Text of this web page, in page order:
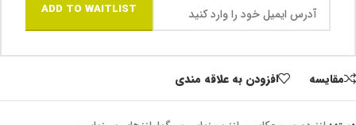
ADD TO WAITLIST
مقايسه افزودن به علاقه مندی